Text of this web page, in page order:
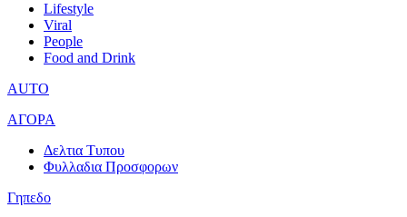
Lifestyle
Viral
People
Food and Drink
AUTO
ΑΓΟΡΑ
Δελτια Τυπου
Φυλλαδια Προσφορων
Γηπεδο